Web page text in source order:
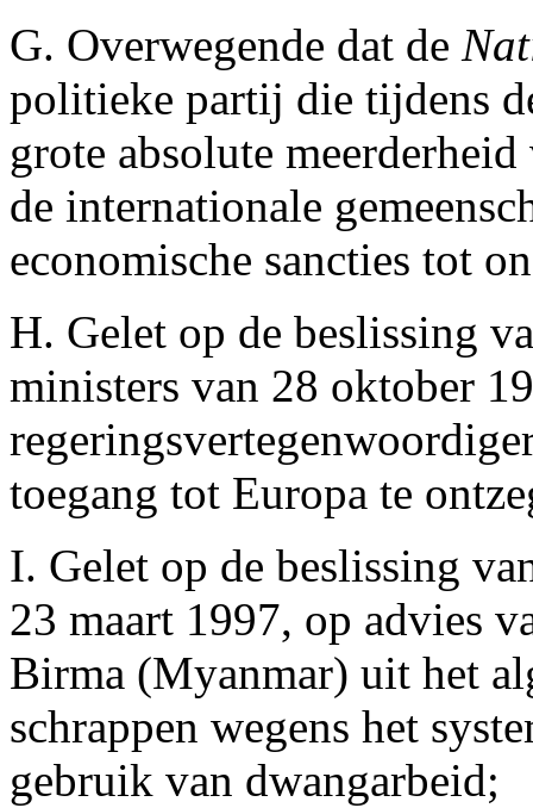
G. Overwegende dat de
politieke partij die tijdens
grote absolute
de internationale
economische sancties tot
H. Gelet op de beslissing
ministers van 28 oktober
toegang tot Europa te
I. Gelet op de beslissing
23 maart 1997, op advies
Birma (Myanmar) uit het
schrappen wegens het
gebruik van dwangarbeid;